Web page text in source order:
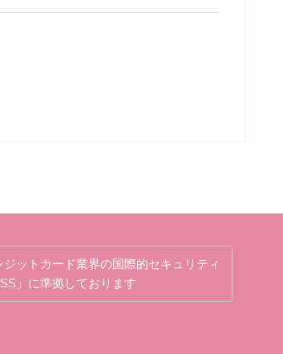
ットカード業界の国際的セキュリティ
」に準拠しております